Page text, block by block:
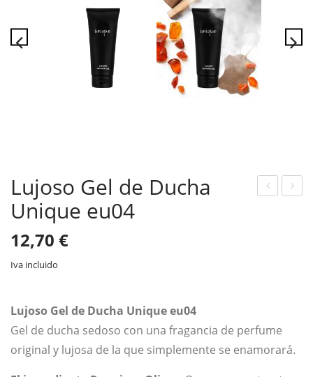
que
Lujoso Gel de Ducha
Unique eu04
12,70 €
Iva incluido
Lujoso Gel de Ducha Unique eu04
Gel de ducha sedoso con una fragancia de perfume
original y lujosa de la que simplemente se enamorará.